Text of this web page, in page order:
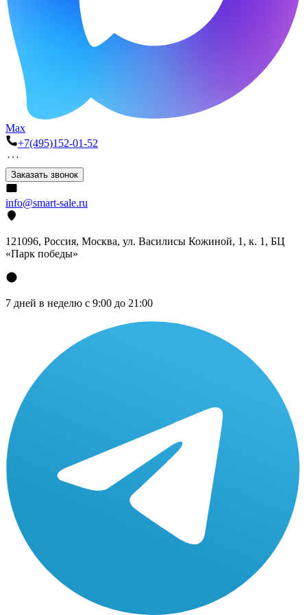
Max
+7(495)152-01-52
Заказать звонок
info@smart-sale.ru
121096, Россия, Москва, ул. Василисы Кожиной, 1, к. 1, БЦ
«Парк победы»
7 дней в неделю с 9:00 до 21:00